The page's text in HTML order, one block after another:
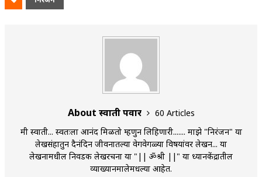
About स्वाती पवार
60 Articles
मी स्वाती... स्वतःला आनंद मिळतो म्हणुन लिहिणारी....... माझे "निरंजन" या
लेखसंग्रहातुन दैनंदिन जीवनातल्या वेगवेगळ्या विषयांवर लेखन... या
लेखनामधील निवडक लेखरचना या "|| ॐश्री ||" या ध्यानकेंद्रातील
व्याख्यानमालेमधल्या आहेत.